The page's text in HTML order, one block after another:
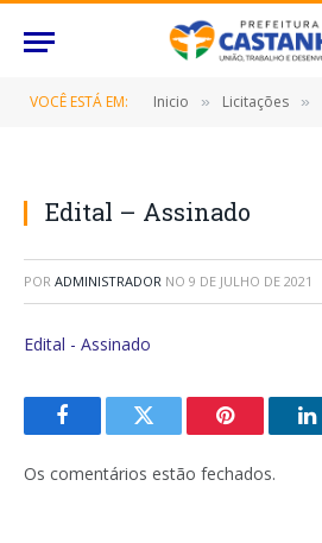
VOCÊ ESTÁ EM: Inicio » Licitações »
Edital – Assinado
POR ADMINISTRADOR NO 9 DE JULHO DE 2021
Edital - Assinado
FacebookTwitter Pinterest O
Os comentários estão fechados.